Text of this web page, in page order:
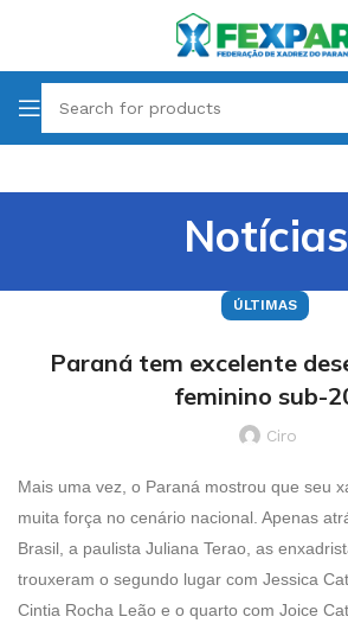
Notícias
ÚLTIMAS
Paraná tem excelente
feminino sub-
Ciro
Mais uma vez, o Paraná mostrou que seu
muita força no cenário nacional. Apenas
Brasil, a paulista Juliana Terao, as
trouxeram o segundo lugar com Jessica
Cintia Rocha Leão e o quarto com Joice